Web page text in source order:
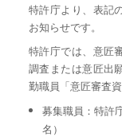
特許庁より、表記
お知らせです。
特許庁では、意匠
調査または意匠出
勤職員「意匠審査
募集職員：特許
名）